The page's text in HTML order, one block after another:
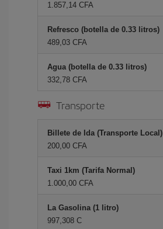
1.857,14 CFA
Refresco (botella de 0.33 litros)
489,03 CFA
Agua (botella de 0.33 litros)
332,78 CFA
Transporte
Billete de Ida (Transporte Local)
200,00 CFA
Taxi 1km (Tarifa Normal)
1.000,00 CFA
La Gasolina (1 litro)
997,308 C